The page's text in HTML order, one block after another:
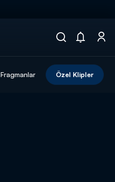
Fragmanlar Özel Klipler